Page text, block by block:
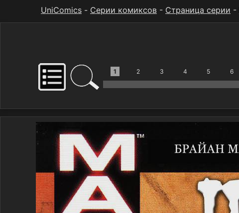
UniComics - Серии комиксов - Страница серии -
1 2 3 4 5 6